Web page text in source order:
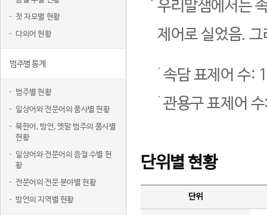
첫 자모별 현황
다의어 현황
범주별 통계
범주별 현황
일상어와 전문어의 품사별 현황
북한어, 방언, 옛말 범주의 품사별
현황
일상어와 전문어의 음절 수별 현
황
전문어의 전문 분야별 현황
방언의 지역별 현황
우리말샘에서는
제어로 실었음.
속담 표제어 수:
관용구 표제어
단위별 현황
단위